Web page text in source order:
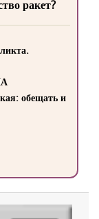
ракет?
обещать и